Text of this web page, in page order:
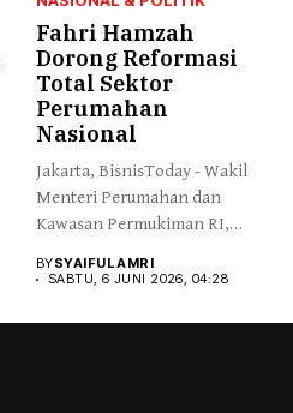
Fahri Hamzah
Dorong Reformasi
Total Sektor
Perumahan
Nasional
Jakarta, BisnisToday - Wakil
Menteri Perumahan dan
Kawasan Permukiman RI,
BYSYAIFUL AMRI
SABTU, 6 JUNI 2026, 04:28